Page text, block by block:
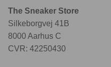
The Sneaker Store
Silkeborgvej 41B
8000 Aarhus C
CVR: 42250430